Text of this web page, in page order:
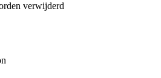
verwijderd